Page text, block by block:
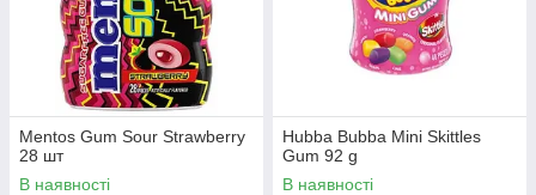
Mentos Gum Sour Strawberry
28 шт
В наявності
Hubba Bubba Mini Skittles
Gum 92 g
В наявності